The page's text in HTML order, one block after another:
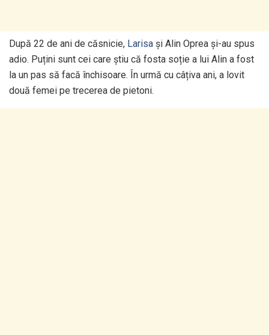
După 22 de ani de căsnicie, Larisa și Alin Oprea și-au spus
adio. Puțini sunt cei care știu că fosta soție a lui Alin a fost
la un pas să facă închisoare. În urmă cu câțiva ani, a lovit
două femei pe trecerea de pietoni.